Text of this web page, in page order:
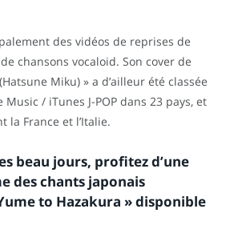
des vidéos de reprises de
chansons vocaloid. Son cover de
Miku) » a d’ailleur été classée
/ iTunes J-POP dans 23 pays, et
la France et l’Italie.
beau jours, profitez d’une
des chants japonais
to Hazakura » disponible